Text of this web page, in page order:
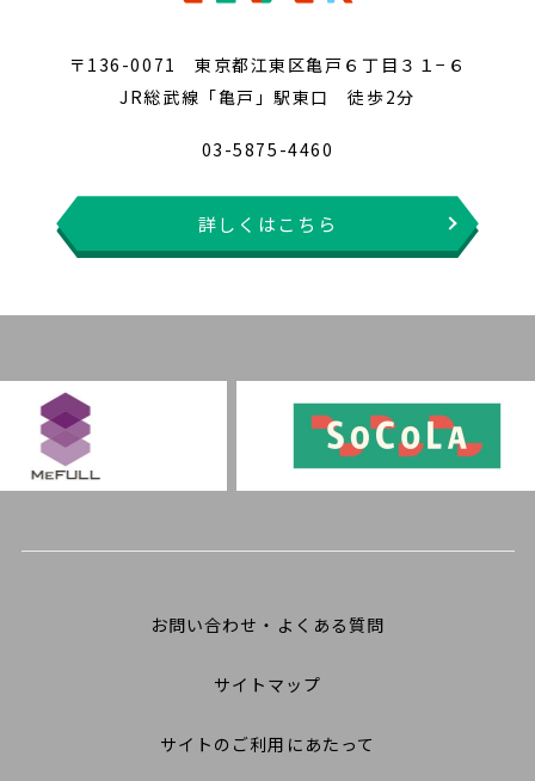
〒136-0071 東京都江東区亀戸６丁目３１−６
JR総武線「亀戸」駅東口 徒歩2分
03-5875-4460
詳しくはこちら
お問い合わせ・よくある質問
サイトマップ
サイトのご利用にあたって